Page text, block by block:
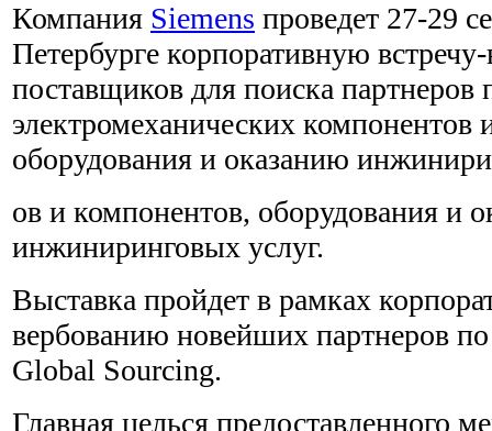
Компания Siemens проведет 27-29
Петербурге корпоративную
поставщиков для поиска партнеров
электромеханических компонентов
оборудования и оказанию
ов и компонентов, оборудования и
инжиниринговых услуг.
Выставка пройдет в рамках
вербованию новейших партнеров
Global Sourcing.
Главная целься предоставленного